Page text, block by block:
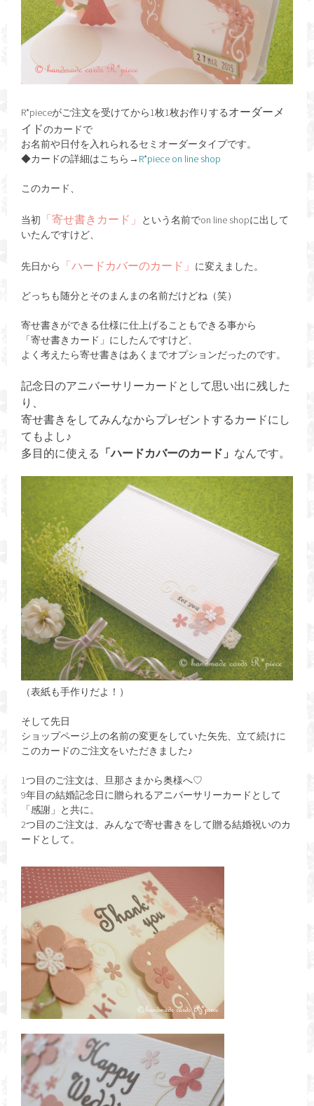
R*pieceがご注文を受けてから1枚1枚お作りするオーダーメ
イドのカードで
お名前や日付を入れられるセミオーダータイプです。
◆カードの詳細はこちら→ R*piece on line shop
このカード、
当初 「寄せ書きカード」
という名前でon line shopに出して
いたんですけど、
先日から 「ハードカバーのカード」 に変えました。
どっちも随分とそのまんまの名前だけどね（笑）
寄せ書きができる仕様に仕上げることもできる事から
「寄せ書きカード」にしたんですけど、
よく考えたら寄せ書きはあくまでオプションだったのです。
記念日のアニバーサリーカードとして思い出に残した
り、
寄せ書きをしてみんなからプレゼントするカードにし
てもよし♪
多目的に使える 「ハードカバーのカード」 なんです。
（表紙も手作りだよ！）
そして先日
ショップページ上の名前の変更をしていた矢先、立て続けに
このカードのご注文をいただきました♪
1つ目のご注文は、旦那さまから奥様へ♡
9年目の結婚記念日に贈られるアニバーサリーカードとして
「感謝」と共に。
2つ目のご注文は、みんなで寄せ書きをして贈る結婚祝いのカ
ードとして。